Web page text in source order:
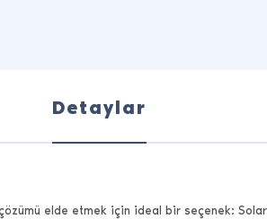
Detaylar
elde etmek için ideal bir seçenek: